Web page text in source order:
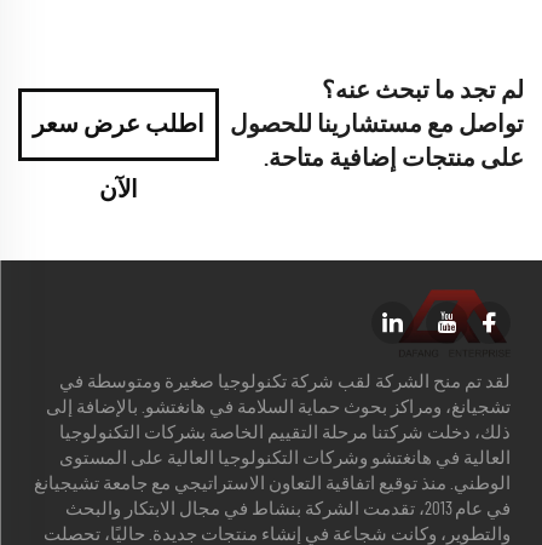
لم تجد ما تبحث عنه؟
تواصل مع مستشارينا للحصول
على منتجات إضافية متاحة.
اطلب عرض سعر
الآن
لقد تم منح الشركة لقب شركة تكنولوجيا صغيرة ومتوسطة في
تشجيانغ، ومراكز بحوث حماية السلامة في هانغتشو. بالإضافة إلى
ذلك، دخلت شركتنا مرحلة التقييم الخاصة بشركات التكنولوجيا
العالية في هانغتشو وشركات التكنولوجيا العالية على المستوى
الوطني. منذ توقيع اتفاقية التعاون الاستراتيجي مع جامعة تشيجيانغ
في عام 2013، تقدمت الشركة بنشاط في مجال الابتكار والبحث
والتطوير، وكانت شجاعة في إنشاء منتجات جديدة. حاليًا، تحصلت